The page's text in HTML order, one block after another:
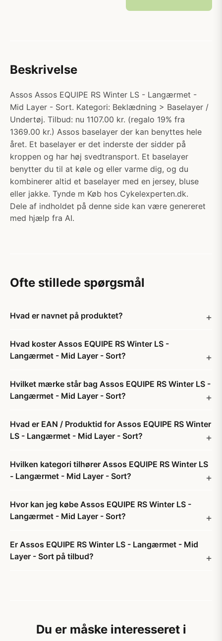
Beskrivelse
Assos Assos EQUIPE RS Winter LS - Langærmet -
Mid Layer - Sort. Kategori: Beklædning > Baselayer /
Undertøj. Tilbud: nu 1107.00 kr. (regalo 19% fra
1369.00 kr.) Assos baselayer der kan benyttes hele
året. Et baselayer er det inderste der sidder på
kroppen og har høj svedtransport. Et baselayer
benytter du til at køle og eller varme dig, og du
kombinerer altid et baselayer med en jersey, bluse
eller jakke. Tynde m Køb hos Cykelexperten.dk.
Dele af indholdet på denne side kan være genereret
med hjælp fra AI.
Ofte stillede spørgsmål
Hvad er navnet på produktet?
Hvad koster Assos EQUIPE RS Winter LS -
Langærmet - Mid Layer - Sort?
Hvilket mærke står bag Assos EQUIPE RS Winter LS -
Langærmet - Mid Layer - Sort?
Hvad er EAN / Produktid for Assos EQUIPE RS Winter
LS - Langærmet - Mid Layer - Sort?
Hvilken kategori tilhører Assos EQUIPE RS Winter LS
- Langærmet - Mid Layer - Sort?
Hvor kan jeg købe Assos EQUIPE RS Winter LS -
Langærmet - Mid Layer - Sort?
Er Assos EQUIPE RS Winter LS - Langærmet - Mid
Layer - Sort på tilbud?
Du er måske interesseret i